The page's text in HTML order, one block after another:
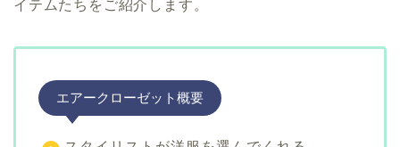
イテムたちをご紹介します。
エアークローゼット概要